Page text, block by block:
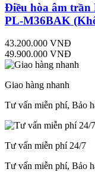
Điều hòa âm trần
PL-M36BAK
43.200.000 VNĐ
49.900.000 VNĐ
Giao hàng nhanh
Tư vấn miễn phí, Bảo
Tư vấn miễn phí 24/7
Tư vấn miễn phí, Bảo